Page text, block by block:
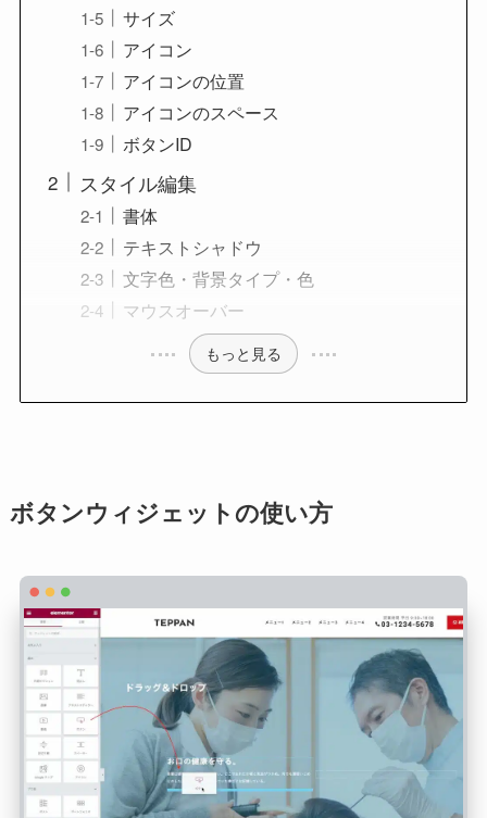
サイズ
アイコン
アイコンの位置
アイコンのスペース
ボタンID
スタイル編集
書体
テキストシャドウ
文字色・背景タイプ・色
マウスオーバー
もっと見る
ボタンウィジェットの使い方